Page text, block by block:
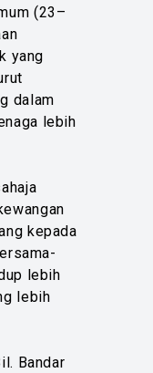
(23–
yang
dalam
lebih
kepada
lebih
lebih
Bandar